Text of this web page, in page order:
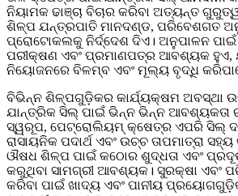
ନିୟାମକ ଢାଞ୍ଚା ବିଚାର କରିବା ଅତ୍ୟନ୍ତ
ଶିଳ୍ପ ଯନ୍ତ୍ରପାତି ମାନଦଣ୍ଡ, ପରିବେଶଗତ
ପ୍ରୋଟୋକଲକୁ ନିର୍ଦ୍ଦେଶ ଦିଏ। ଅନୁପାଳନ ପାଇଁ
ପରୀକ୍ଷଣ ଏବଂ ପ୍ରମାଣପତ୍ର ଆବଶ୍ୟକ ହୁଏ,
ନିୟୋଜନରେ ବିଳମ୍ବ ଏବଂ ମୂଲ୍ୟ ବୃଦ୍ଧି
ବିଭିନ୍ନ ଶିଳ୍ପଗୁଡ଼ିକର କାର୍ଯ୍ୟକ୍ଷମ ଅବସ୍ଥା
ଯାନ୍ତ୍ରିକ ସିଲ୍ ପାଇଁ ଭିନ୍ନ ଭିନ୍ନ ଆବଶ୍ୟକତା
ସ୍ୱରୂପ, ପେଟ୍ରୋଲିୟମ୍ କ୍ଷେତ୍ର ଏପରି ସିଲ୍
ରାସାୟନିକ ପଦାର୍ଥ ଏବଂ ଉଚ୍ଚ ତାପମାତ୍ରା
ଔଷଧ ଶିଳ୍ପ ପାଇଁ କଠୋର ଶୁଦ୍ଧତା ଏବଂ
କରୁଥିବା ସାମଗ୍ରୀ ଆବଶ୍ୟକ। ସୁରକ୍ଷା ଏବଂ
କରିବା ପାଇଁ ଖାଦ୍ୟ ଏବଂ ପାନୀୟ